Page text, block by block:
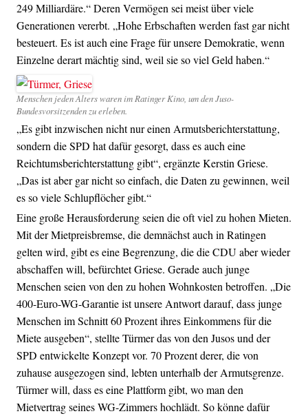
249 Milliardäre.“ Deren Vermögen sei meist über viele
Generationen vererbt. „Hohe Erbschaften werden fast gar nicht
besteuert. Es ist auch eine Frage für unsere Demokratie, wenn
Einzelne derart mächtig sind, weil sie so viel Geld haben.“
Menschen jeden Alters waren im Ratinger Kino, um den Juso-
Bundesvorsitzenden zu erleben.
„Es gibt inzwischen nicht nur einen Armutsberichterstattung,
sondern die SPD hat dafür gesorgt, dass es auch eine
Reichtumsberichterstattung gibt“, ergänzte Kerstin Griese.
„Das ist aber gar nicht so einfach, die Daten zu gewinnen, weil
es so viele Schlupflöcher gibt.“
Eine große Herausforderung seien die oft viel zu hohen Mieten.
Mit der Mietpreisbremse, die demnächst auch in Ratingen
gelten wird, gibt es eine Begrenzung, die die CDU aber wieder
abschaffen will, befürchtet Griese. Gerade auch junge
Menschen seien von den zu hohen Wohnkosten betroffen. „Die
400-Euro-WG-Garantie ist unsere Antwort darauf, dass junge
Menschen im Schnitt 60 Prozent ihres Einkommens für die
Miete ausgeben“, stellte Türmer das von den Jusos und der
SPD entwickelte Konzept vor. 70 Prozent derer, die von
zuhause ausgezogen sind, lebten unterhalb der Armutsgrenze.
Türmer will, dass es eine Plattform gibt, wo man den
Mietvertrag seines WG-Zimmers hochlädt. So könne dafür